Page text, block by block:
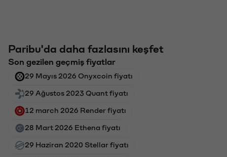
Paribu'da daha fazlasını keşfet
Son gezilen geçmiş fiyatlar
29 Mayıs 2026 Onyxcoin fiyatı
29 Ağustos 2023 Quant fiyatı
12 march 2026 Render fiyatı
28 Mart 2026 Ethena fiyatı
29 Haziran 2020 Stellar fiyatı